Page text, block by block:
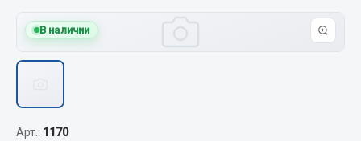
Цепи противоскольжения
В наличии
Арт.: 1170